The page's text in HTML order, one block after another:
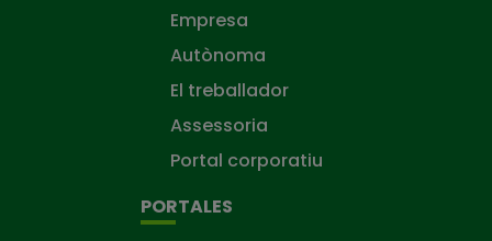
Empresa
Autònoma
El treballador
Assessoria
Portal corporatiu
PORTALES